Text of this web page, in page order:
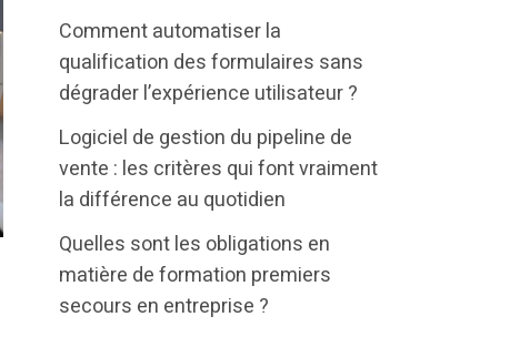
t
e
r
b
o
k
k
e
d
n
Comment automatiser la
qualification des formulaires sans
dégrader l’expérience utilisateur ?
Logiciel de gestion du pipeline de
vente : les critères qui font vraiment
la différence au quotidien
Quelles sont les obligations en
matière de formation premiers
secours en entreprise ?